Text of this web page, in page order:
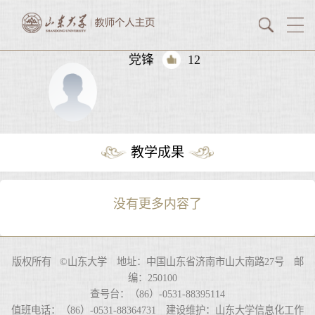
党锋 12
教学成果
没有更多内容了
版权所有 ©山东大学 地址：中国山东省济南市山大南路27号 邮
编：250100
查号台：（86）-0531-88395114
值班电话：（86）-0531-88364731 建设维护：山东大学信息化工作